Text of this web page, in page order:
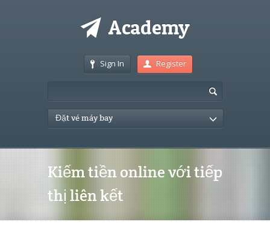
Sign In Register
Đặt vé máy bay
Kiếm tiền online với tiếp
thị liên kết